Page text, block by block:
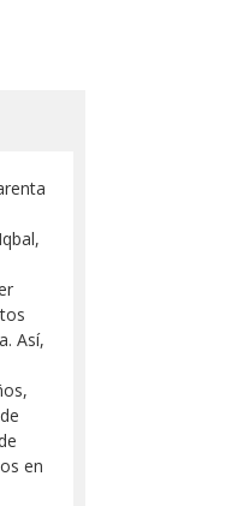
Así,
en